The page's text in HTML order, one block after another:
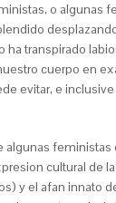
o algunas
ha transpirado
cuerpo en
evitar, e
algunas feministas
cultural de
y el afan innato